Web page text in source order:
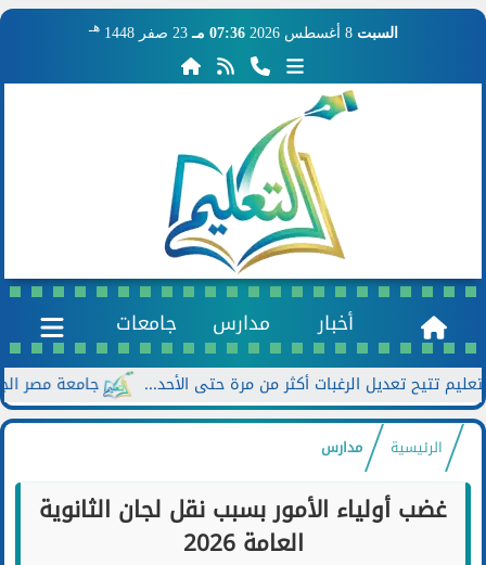
السبت 8 أغسطس 2026 07:36 مـ 23 صفر 1448 هـ
أخبار مدارس جامعات
جامعة مصر الجديدة تعلن
الرئيسية مدارس
غضب أولياء الأمور بسبب نقل لجان الثانوية
العامة 2026